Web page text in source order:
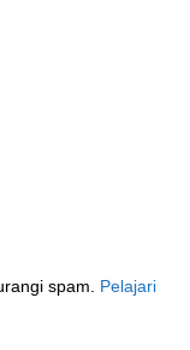
spam. Pelajari